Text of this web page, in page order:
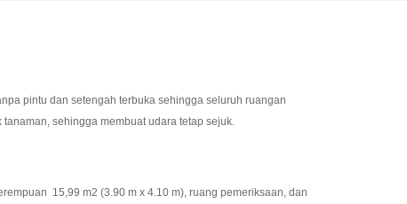
pintu dan setengah terbuka sehingga seluruh ruangan
sehingga membuat udara tetap sejuk.
15,99 m2 (3.90 m x 4.10 m), ruang pemeriksaan, dan